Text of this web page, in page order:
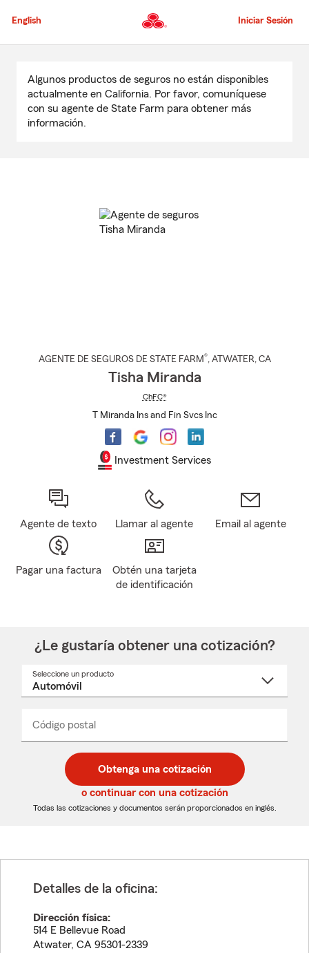
al
principal
English Iniciar Sesión
contenido
principal
Algunos productos de seguros no están disponibles
actualmente en California. Por favor, comuníquese
con su agente de State Farm para obtener más
información.
AGENTE DE SEGUROS DE STATE FARM®, ATWATER, CA
Tisha Miranda
ChFC®
T Miranda Ins and Fin Svcs Inc
Investment Services
Agente de texto Llamar al agente Email al agente
Pagar una factura
Obtén una tarjeta
de identificación
¿Le gustaría obtener una cotización?
Seleccione un producto
desplegable
Código postal
de
5
dígitos
de
5
dígitos
_____
Obtenga una cotización
o continuar con una cotización
Todas las cotizaciones y documentos serán proporcionados en inglés.
Detalles de la oficina:
Dirección física:
514 E Bellevue Road
Atwater, CA 95301-2339